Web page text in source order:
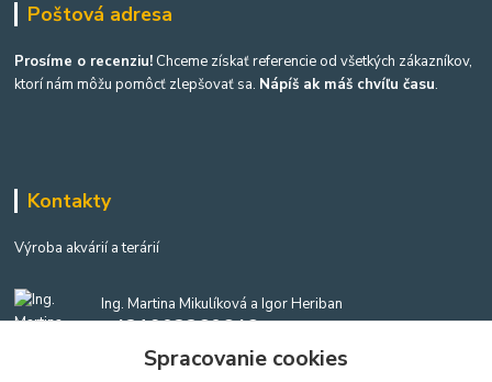
Poštová adresa
Prosíme o recenziu! Chceme získať referencie od všetkých zákazníkov,
ktorí nám môžu pomôcť zlepšovať sa. Nápíš ak máš chvíľu času.
Kontakty
Výroba akvárií a terárií
Ing. Martina Mikulíková a Igor Heriban
+421903360646
(Po-Pia, 8-16 hod.)
Spracovanie cookies